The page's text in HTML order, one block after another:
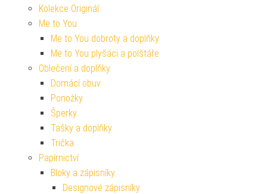
Kolekce Originál
Me to You
Me to You dobroty a doplňky
Me to You plyšáci a polštáře
Oblečení a doplňky
Domácí obuv
Ponožky
Šperky
Tašky a doplňky
Trička
Papírnictví
Bloky a zápisníky
Designové zápisníky